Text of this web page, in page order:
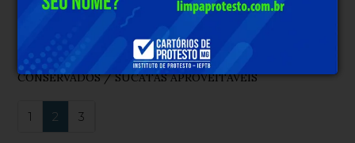
EDITAL DE LEILÃO Nº 02393/2021
CONSERVADOS / SUCATAS APROVEITÁVEIS
1 2 3